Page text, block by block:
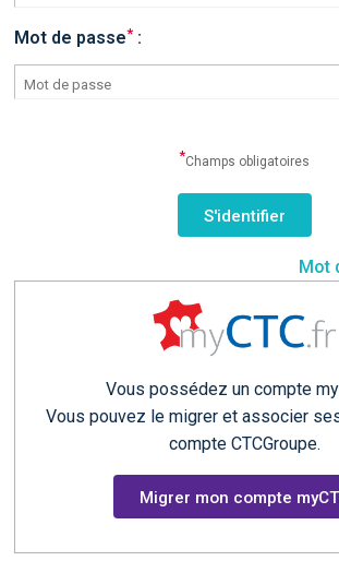
Mot de passe*:
*Champs obligatoires
Mot
Vous possédez un compte
Vous pouvez le migrer et associer
compte CTCGroupe.
Migrer mon compte